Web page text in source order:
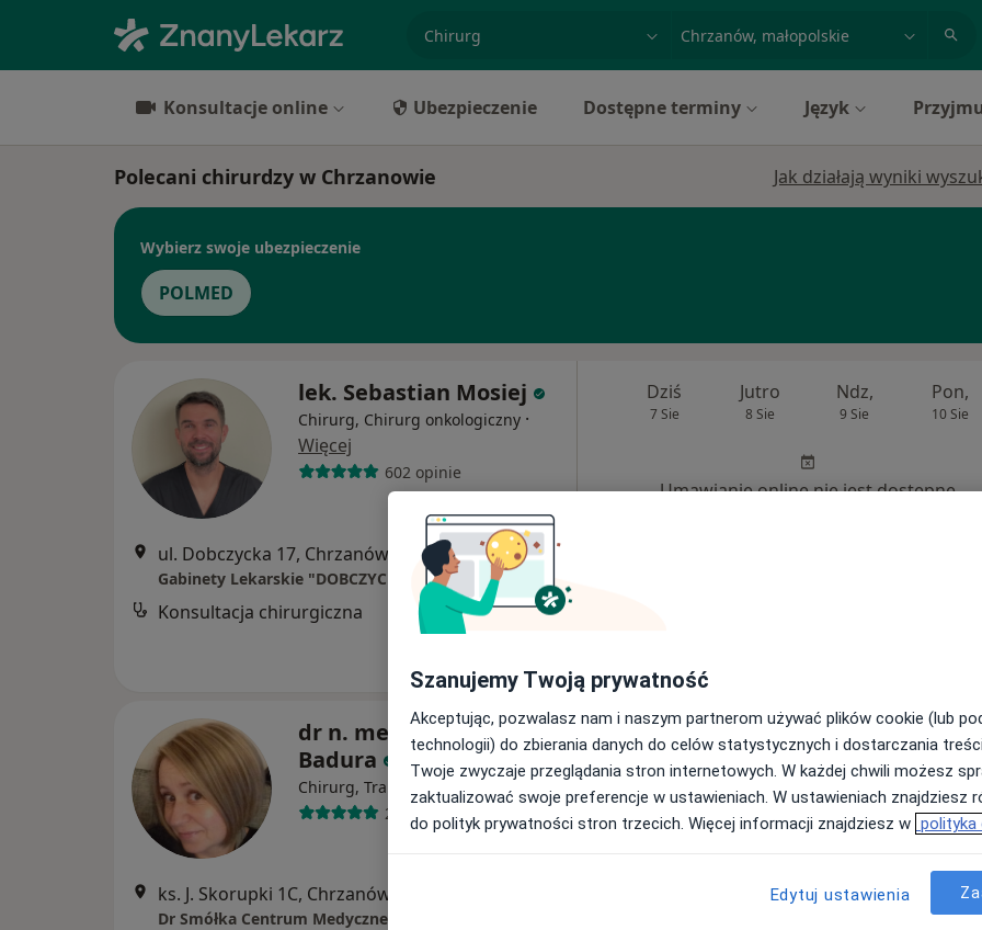
miasto lub dzielnica
Konsultacje online Ubezpieczenie Dostępne terminy Język
Polecani chirurdzy w Chrzanowie Jak działają wyniki
Wybierz swoje ubezpieczenie
POLMED
lek. Sebastian Mosiej
Chirurg, Chirurg onkologiczny ·
Więcej
602 opinie
ul. Dobczycka 17, Chrzanów Mapa
Gabinety Lekarskie "DOBCZYCKA 17"
Konsultacja chirurgiczna 250 zł
Dziś
7 Sie
Jutro
8 Sie
Ndz,
9 Sie
Pon,
10 Sie
Umawianie online nie jest dostępne
dr n. med. Joanna
Badura
Chirurg, Transplantolog · Więcej
235 opinii
ks. J. Skorupki 1C, Chrzanów
Dr Smółka Centrum Medyczne
Dziś
7 Sie
Jutro
8 Sie
Ndz,
9 Sie
Pon,
10 Sie
Brak kalendarza w Twojej lokalizacji.
Pokaż adresy z kalendarzem
Szanujemy Twoją prywatność
Akceptując, pozwalasz nam i naszym partnerom używać plików cookie (lub
technologii) do zbierania danych do celów statystycznych i dostarczania
Twoje zwyczaje przeglądania stron internetowych. W każdej chwili możesz
zaktualizować swoje preferencje w ustawieniach. W ustawieniach znajdziesz
do polityk prywatności stron trzecich. Więcej informacji znajdziesz w polityka
Edytuj ustawienia